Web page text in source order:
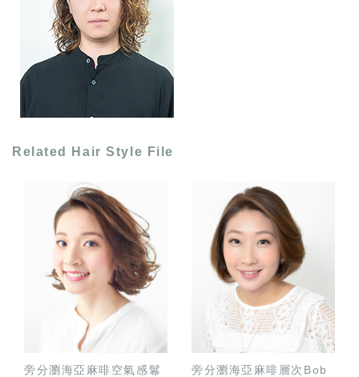
Related Hair Style File
旁分瀏海亞麻啡空氣感鬈
旁分瀏海亞麻啡層次Bob